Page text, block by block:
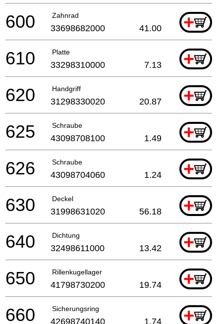
Zahnrad +
600 33698682000 41.00
Platte +
610 33298310000 7.13
Handgriff +
620 31298330020 20.87
Schraube +
625 43098708100 1.49
Schraube +
626 43098704060 1.24
Deckel +
630 31998631020 56.18
Dichtung +
640 32498611000 13.42
Rillenkugellager +
650 41798730200 19.74
Sicherungsring +
660 42698740140 1.74